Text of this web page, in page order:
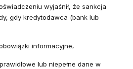
wyjaśnił, że sankcja
gdy kredytodawca (bank lub
informacyjne,
lub niepełne dane w